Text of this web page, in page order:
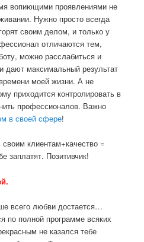
вопиющими проявлениями не
Нужно просто всегда
своим делом, и только у
отличаются тем,
можно расслабиться и
дают максимальный результат
моей жизни. А не
приходится контролировать в
профессионалов. Важно
в своей сфере!
клиентам+качество =
заплатят. Позитивчик!
всего любви достается…
по полной программе всяких
не казался тебе